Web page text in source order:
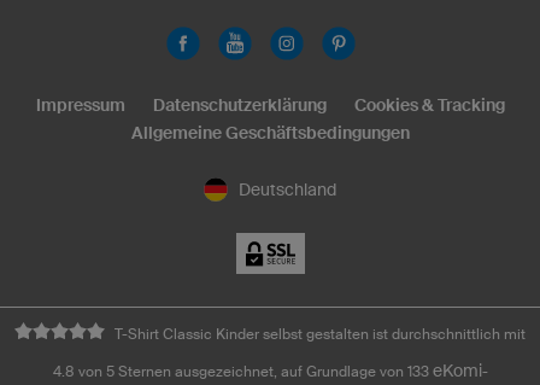
Deutschland
Impressum Datenschutzerklärung
Cookies & Tracking
Allgemeine Geschäftsbedingungen
T-Shirt Classic Kinder selbst gestalten ist durchschnittlich mit
4.8 von 5 Sternen ausgezeichnet, auf Grundlage von 133 eKomi-